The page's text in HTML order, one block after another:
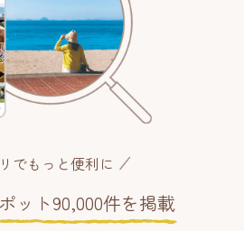
でもっと便利に
ット90,000件を掲載